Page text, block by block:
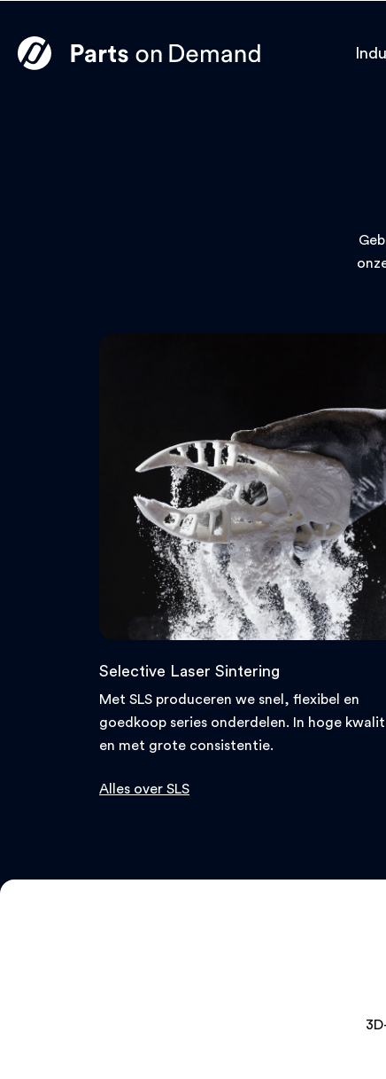
Selective Laser Sintering
Met SLS produceren we snel, flexibel en
goedkoop series onderdelen. In hoge
en met grote consistentie.
Alles over SLS